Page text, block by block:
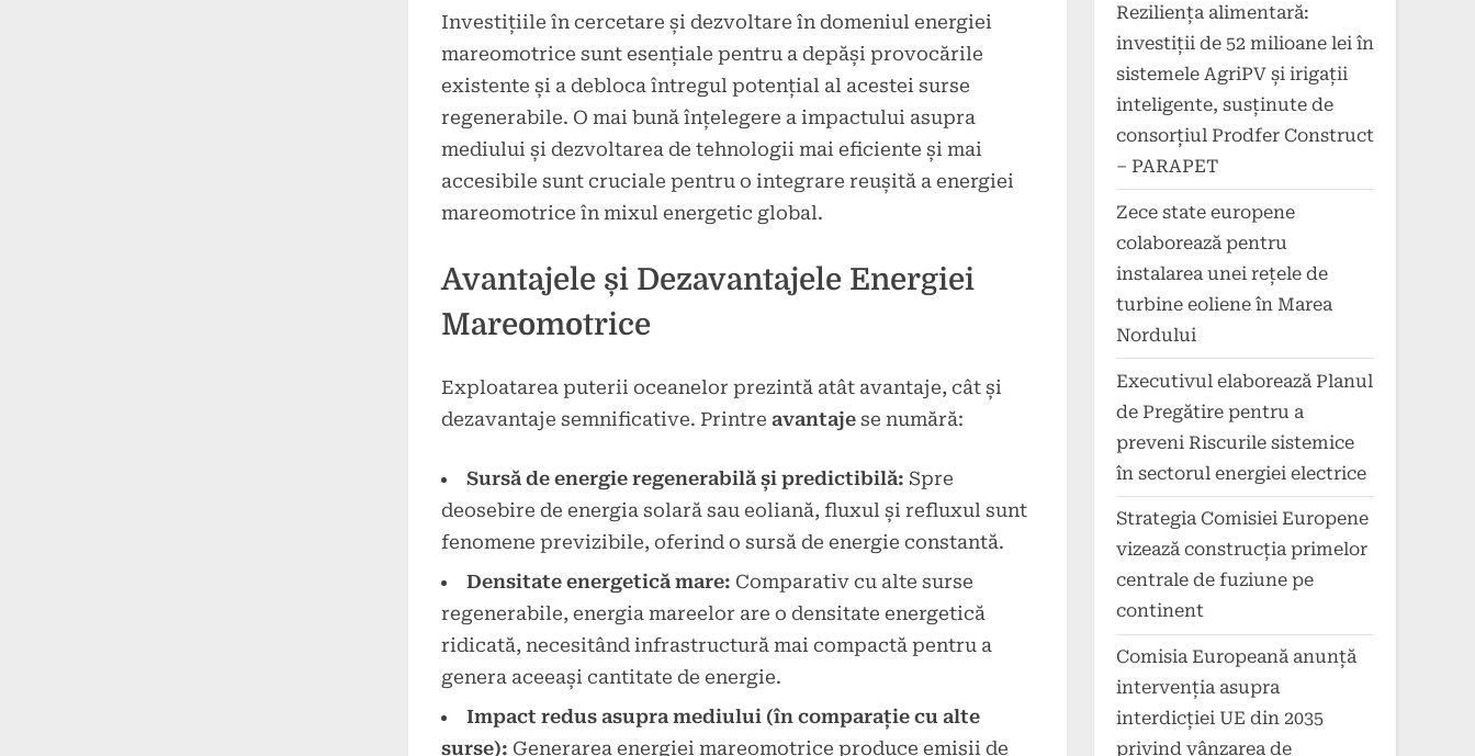
Investițiile în cercetare și dezvoltare în domeniul energiei
mareomotrice sunt esențiale pentru a depăși provocările
existente și a debloca întregul potențial al acestei surse
regenerabile. O mai bună înțelegere a impactului asupra
mediului și dezvoltarea de tehnologii mai eficiente și mai
accesibile sunt cruciale pentru o integrare reușită a energiei
mareomotrice în mixul energetic global.
Avantajele și Dezavantajele Energiei
Mareomotrice
Exploatarea puterii oceanelor prezintă atât avantaje, cât și
dezavantaje semnificative. Printre avantaje se numără:
Sursă de energie regenerabilă și predictibilă: Spre
deosebire de energia solară sau eoliană, fluxul și refluxul sunt
fenomene previzibile, oferind o sursă de energie constantă.
Densitate energetică mare: Comparativ cu alte surse
regenerabile, energia mareelor are o densitate energetică
ridicată, necesitând infrastructură mai compactă pentru a
genera aceeași cantitate de energie.
Impact redus asupra mediului (în comparație cu alte
surse): Generarea energiei mareomotrice produce emisii de
Reziliența alimentară:
investiții de 52 milioane lei în
sistemele AgriPV și irigații
inteligente, susținute de
consorțiul Prodfer Construct
– PARAPET
Zece state europene
colaborează pentru
instalarea unei rețele de
turbine eoliene în Marea
Nordului
Executivul elaborează Planul
de Pregătire pentru a
preveni Riscurile sistemice
în sectorul energiei electrice
Strategia Comisiei Europene
vizează construcția primelor
centrale de fuziune pe
continent
Comisia Europeană anunță
intervenția asupra
interdicției UE din 2035
privind vânzarea de